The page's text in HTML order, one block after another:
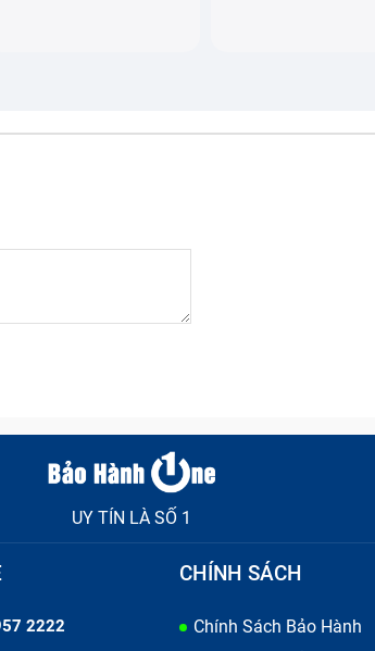
Surface Pro
điện thoại mà hầu hết đều có hai
người tiêu dùng thông thái, bạn cần trang bị
chính hãng để tránh mua nhầm hàng
dựng, có bảo hành đầy đủ. Nếu bạn
UY TÍN LÀ SỐ 1
2222
CHÍNH SÁCH
Chính Sách Bảo Hành